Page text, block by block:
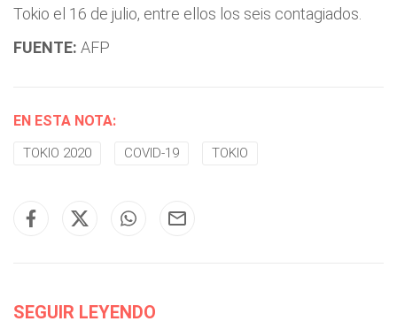
Tokio el 16 de julio, entre ellos los seis contagiados.
FUENTE: AFP
EN ESTA NOTA:
TOKIO 2020 COVID-19 TOKIO
SEGUIR LEYENDO